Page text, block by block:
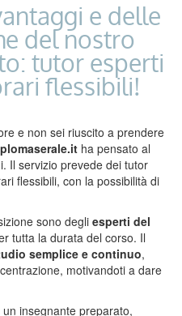
e delle
del nostro
tutor esperti
flessibili!
e non sei riuscito a prendere
ha pensato al
Il servizio prevede dei tutor
flessibili, con la possibilità di
sono degliesperti del
tutta la durata del corso. Il
semplice e continuo,
motivandoti a dare
insegnante preparato,